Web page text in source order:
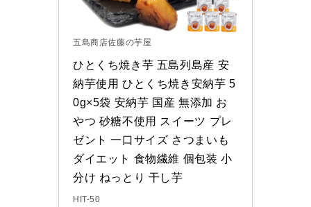
五島商店佐藤の芋屋
ひとくち焼き芋 五島列島産 安
納芋使用 ひとくち焼き安納芋 5
0g×5袋 安納芋 国産 無添加 お
やつ 砂糖不使用 スイーツ プレ
ゼント 一口サイズ さつまいも
ダイエット 食物繊維 個包装 小
分け ねっとり 干し芋
HIT-50